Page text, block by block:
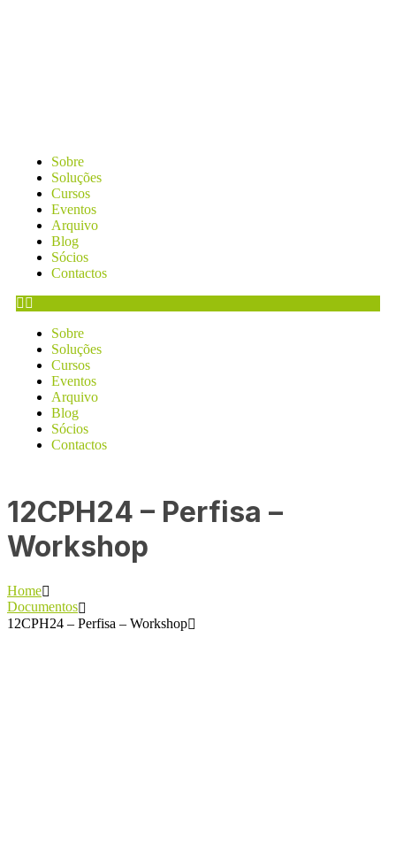
Sobre
Soluções
Cursos
Eventos
Arquivo
Blog
Sócios
Contactos
Sobre
Soluções
Cursos
Eventos
Arquivo
Blog
Sócios
Contactos
12CPH24 – Perfisa –
Workshop
Home
Documentos
12CPH24 – Perfisa – Workshop